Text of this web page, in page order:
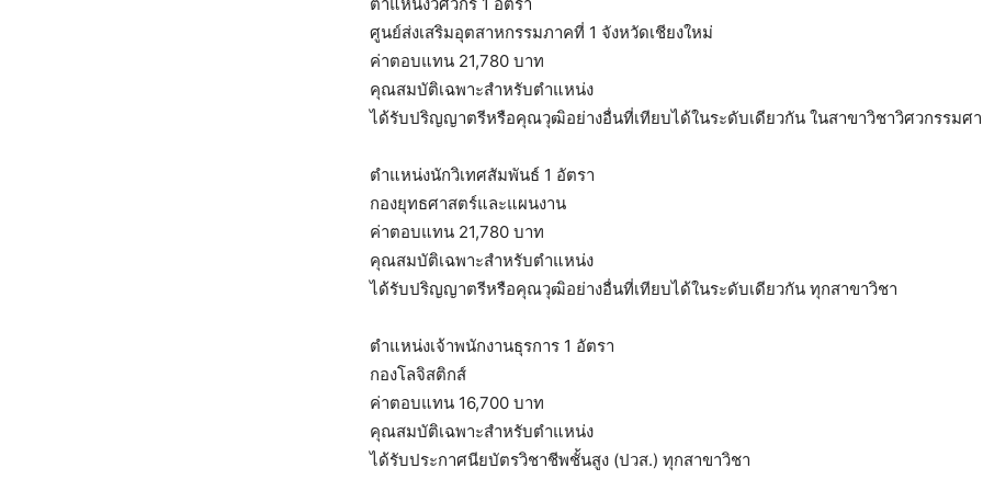
ศูนย์ส่งเสริมอุตสาหกรรมภาคที่ 1 จังหวัดเชียงใหม่
ค่าตอบแทน 21,780 บาท
คุณสมบัติเฉพาะสำหรับตำแหน่ง
ได้รับปริญญาตรีหรือคุณวุฒิอย่างอื่นที่เทียบได้ในระดับเดียวกัน ในสาขาวิชาวิศวกรรมศ
ตำแหน่งนักวิเทศสัมพันธ์ 1 อัตรา
กองยุทธศาสตร์และแผนงาน
ค่าตอบแทน 21,780 บาท
คุณสมบัติเฉพาะสำหรับตำแหน่ง
ได้รับปริญญาตรีหรือคุณวุฒิอย่างอื่นที่เทียบได้ในระดับเดียวกัน ทุกสาขาวิชา
ตำแหน่งเจ้าพนักงานธุรการ 1 อัตรา
กองโลจิสติกส์
ค่าตอบแทน 16,700 บาท
คุณสมบัติเฉพาะสำหรับตำแหน่ง
ได้รับประกาศนียบัตรวิชาชีพชั้นสูง (ปวส.) ทุกสาขาวิชา